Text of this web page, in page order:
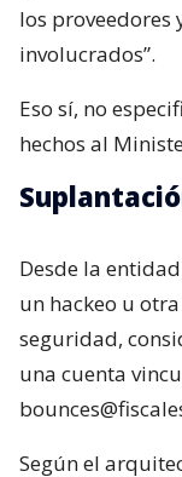
los proveedores
involucrados”.
Eso sí, no
hechos al
Desde la
un hackeo u
seguridad,
una cuenta
Según el